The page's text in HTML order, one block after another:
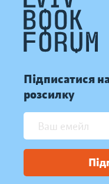
Підписатися
розсилку